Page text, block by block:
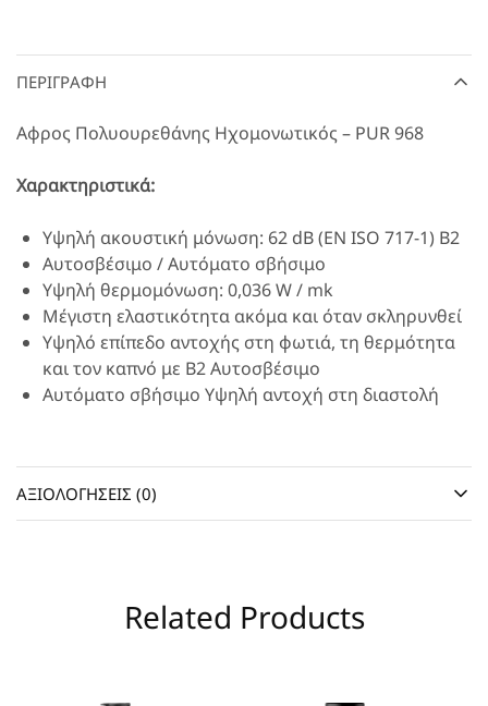
ΠΕΡΙΓΡΑΦΉ
Αφρος Πολυουρεθάνης Ηχομονωτικός – PUR 968
Χαρακτηριστικά:
Υψηλή ακουστική μόνωση: 62 dB (EN ISO 717-1) B2
Αυτοσβέσιμο / Αυτόματο σβήσιμο
Υψηλή θερμομόνωση: 0,036 W / mk
Μέγιστη ελαστικότητα ακόμα και όταν σκληρυνθεί
Υψηλό επίπεδο αντοχής στη φωτιά, τη θερμότητα
και τον καπνό με B2 Αυτοσβέσιμο
Αυτόματο σβήσιμο Υψηλή αντοχή στη διαστολή
ΑΞΙΟΛΟΓΉΣΕΙΣ (0)
Related Products